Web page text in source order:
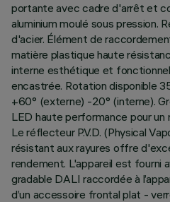
portante avec cadre d'arrêt et
aluminium moulé sous pression.
d'acier. Élément de
matière plastique haute
interne esthétique et
encastrée. Rotation disponible
+60° (externe) -20° (interne).
LED haute performance pour un
Le réflecteur P.V.D. (Physical
résistant aux rayures offre
rendement. L'appareil est fourni
gradable DALI raccordée à
d’un accessoire frontal plat -